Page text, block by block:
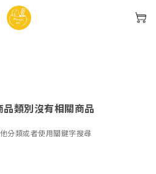
品類別沒有相關商品
分類或者使用關鍵字搜尋